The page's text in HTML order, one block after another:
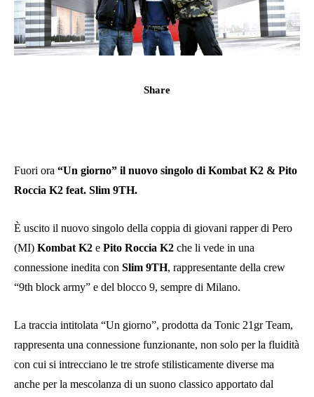
Share
Fuori ora “Un giorno” il nuovo singolo di Kombat K2 & Pito
Roccia K2 feat. Slim 9TH.
È uscito il nuovo singolo della coppia di giovani rapper di Pero
(MI) Kombat K2 e Pito Roccia K2 che li vede in una
connessione inedita con Slim 9TH, rappresentante della crew
“9th block army” e del blocco 9, sempre di Milano.
La traccia intitolata “Un giorno”, prodotta da Tonic 21gr Team,
rappresenta una connessione funzionante, non solo per la fluidità
con cui si intrecciano le tre strofe stilisticamente diverse ma
anche per la mescolanza di un suono classico apportato dal